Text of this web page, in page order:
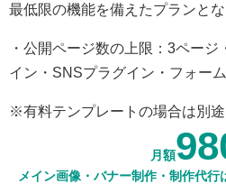
最低限の機能を備えたプランとな
・公開ページ数の上限：3ペー
イン・SNSプラグイン・フォー
※有料テンプレートの場合は別途
月額
メイン画像・バナー制作・制作代行